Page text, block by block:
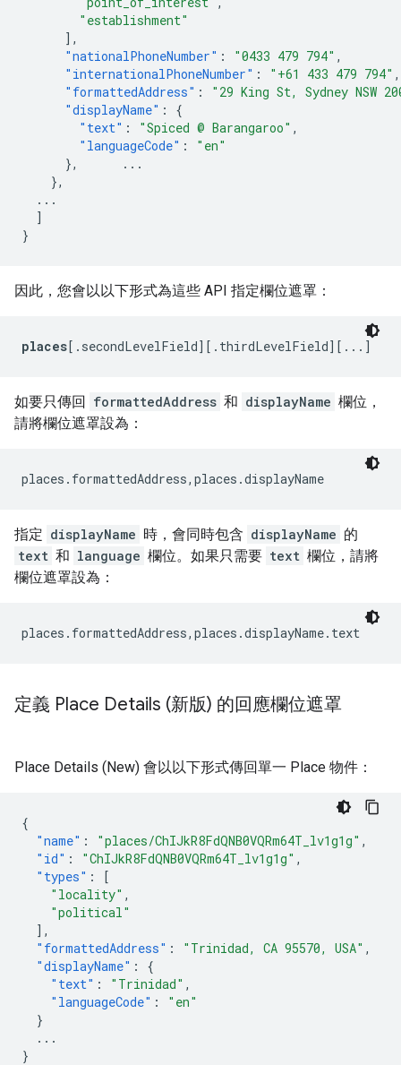
"establishment"
],
"nationalPhoneNumber" : "0433 479 794" ,
"internationalPhoneNumber" : "+61 433 479 794" ,
"formattedAddress" :
"29 King St, Sydney NSW
"displayName" :
{
"text" : "Spiced @ Barangaroo" ,
"languageCode" :
"en"
},
...
},
...
]
}
因此，您會以以下形式為這些 API 指定欄位遮罩：
places[.secondLevelField][.thirdLevelField][...]
如要只傳回 formattedAddress 和 displayName 欄位，
請將欄位遮罩設為：
places.formattedAddress,places.displayName
指定 displayName 時，會同時包含 displayName 的
text 和 language 欄位。如果只需要 text 欄位，請將
欄位遮罩設為：
places.formattedAddress,places.displayName.text
定義 Place Details (新版) 的回應欄位遮罩
Place Details (New) 會以以下形式傳回單一 Place 物件：
{
"name" : "places/ChIJkR8FdQNB0VQRm64T_lv1g1g" ,
"id" : "ChIJkR8FdQNB0VQRm64T_lv1g1g" ,
"types" :
[
"locality" ,
"political"
],
"formattedAddress" : "Trinidad, CA 95570, USA" ,
"displayName" :
{
"text" : "Trinidad" ,
"languageCode" :
"en"
}
...
}